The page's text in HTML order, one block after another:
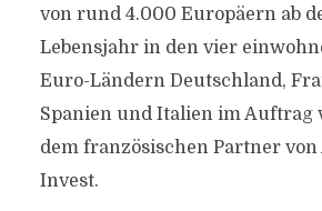
von rund 4.000 Europäern ab
Lebensjahr in den vier
Euro-Ländern Deutschland,
Spanien und Italien im Auftrag
dem französischen Partner
Invest.